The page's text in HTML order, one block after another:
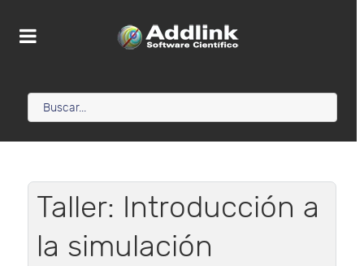
Taller: Introducción a
la simulación